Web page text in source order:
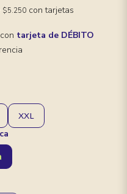
$5.250 con tarjetas
tarjeta de DÉBITO
XXL